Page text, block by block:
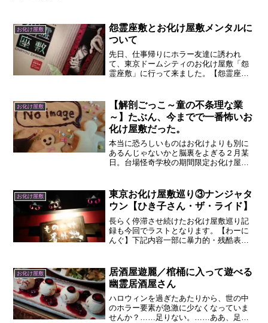
お化け屋敷
怨霊座敷とお化け屋敷メンタルに
ついて
先日、仕事帰りにホラー友達に誘われ
て、東京ドームシティのお化け屋敷「怨
霊座敷」に行って来ました。【怨霊座敷
読めん。「よさめこ」か、人名ぽく「よ
うこ」か……。名前の読みを...
お化け屋敷
【解剖ごっこ～童の不条理な業
～】たぶん、今までで一番怖いお
化け屋敷だった。
本当に恐ろしいものはお化けよりも別に
あるんじゃないかと脳裏をよぎる２月某
日。台場怪奇学校の期間限定お化け屋敷
も１番怖かったです。真っ暗で足元が全
然見えず、通路さえ見えな...
お化け屋敷
東京お化け屋敷巡り③ナンジャタ
ウン【ひき​子さん・ザ・ライド】
長らく停滞させ続けたお化け屋敷巡り記
録も今回でラストとなります。【わーに
んぐ】下記内容一部に暴力的・残酷表現
なんて、全体の１割くらいしか書いてい
ないです。初めてナンジャ...
お化け屋敷
居酒屋遊麗／棺桶に入って遊べる
幽霊居酒屋さん
ハロウィンを過ぎたあたりから、世の中
のホラー要素が急激に少なくなっていま
せんか？……足りない。……ああ、足り